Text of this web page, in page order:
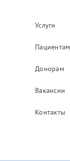
Услуги
Пациентам
Донорам
Вакансии
Контакты